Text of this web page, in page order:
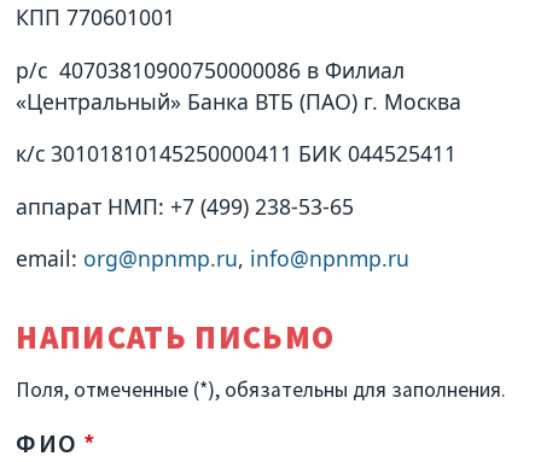
КПП 770601001
р/с 40703810900750000086 в Филиал
«Центральный» Банка ВТБ (ПАО) г. Москва
к/с 30101810145250000411 БИК 044525411
аппарат НМП: +7 (499) 238-53-65
email: org@npnmp.ru, info@npnmp.ru
НАПИСАТЬ ПИСЬМО
Поля, отмеченные (*), обязательны для заполнения.
ФИО *